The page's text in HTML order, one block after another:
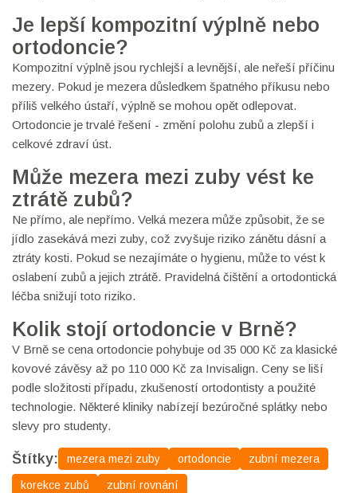
Je lepší kompozitní výplně nebo
ortodoncie?
Kompozitní výplně jsou rychlejší a levnější, ale neřeší příčinu
mezery. Pokud je mezera důsledkem špatného příkusu nebo
příliš velkého ústaří, výplně se mohou opět odlepovat.
Ortodoncie je trvalé řešení - změní polohu zubů a zlepší i
celkové zdraví úst.
Může mezera mezi zuby vést ke
ztrátě zubů?
Ne přímo, ale nepřímo. Velká mezera může způsobit, že se
jídlo zasekává mezi zuby, což zvyšuje riziko zánětu dásní a
ztráty kosti. Pokud se nezajímáte o hygienu, může to vést k
oslabení zubů a jejich ztrátě. Pravidelná čištění a ortodontická
léčba snižují toto riziko.
Kolik stojí ortodoncie v Brně?
V Brně se cena ortodoncie pohybuje od 35 000 Kč za klasické
kovové závěsy až po 110 000 Kč za Invisalign. Ceny se liší
podle složitosti případu, zkušeností ortodontisty a použité
technologie. Některé kliniky nabízejí bezúročné splátky nebo
slevy pro studenty.
Štítky: mezera mezi zuby ortodoncie zubní mezera
korekce zubů zubní rovnání